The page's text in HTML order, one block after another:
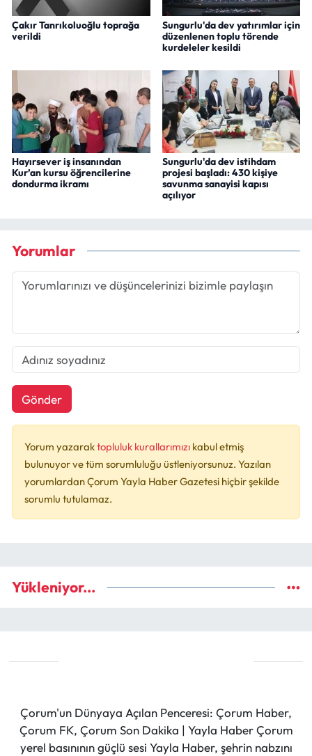
Çakır Tanrıkoluoğlu toprağa
verildi
Sungurlu'da dev yatırımlar için
düzenlenen toplu törende
kurdeleler kesildi
Hayırsever iş insanından
Kur’an kursu öğrencilerine
dondurma ikramı
Sungurlu'da dev istihdam
projesi başladı: 430 kişiye
savunma sanayisi kapısı
açılıyor
Yorumlar
Gönder
Yorum yazaraktopluluk kurallarımızı kabul etmiş
bulunuyor ve tüm sorumluluğu üstleniyorsunuz. Yazılan
yorumlardan Çorum Yayla Haber Gazetesi hiçbir şekilde
sorumlu tutulamaz.
Yükleniyor...
Çorum'un Dünyaya Açılan Penceresi: Çorum Haber,
Çorum FK, Çorum Son Dakika | Yayla Haber Çorum
yerel basınının güçlü sesi Yayla Haber, şehrin nabzını